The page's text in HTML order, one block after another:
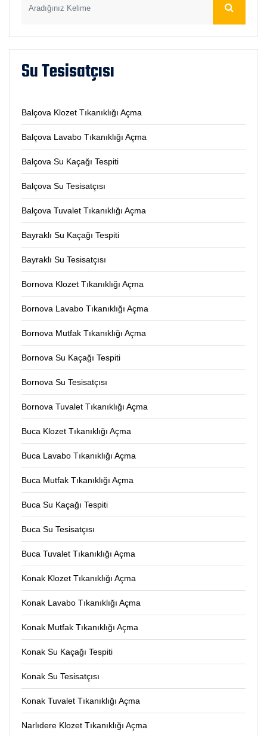
Su Tesisatçısı
Balçova Klozet Tıkanıklığı Açma
Balçova Lavabo Tıkanıklığı Açma
Balçova Su Kaçağı Tespiti
Balçova Su Tesisatçısı
Balçova Tuvalet Tıkanıklığı Açma
Bayraklı Su Kaçağı Tespiti
Bayraklı Su Tesisatçısı
Bornova Klozet Tıkanıklığı Açma
Bornova Lavabo Tıkanıklığı Açma
Bornova Mutfak Tıkanıklığı Açma
Bornova Su Kaçağı Tespiti
Bornova Su Tesisatçısı
Bornova Tuvalet Tıkanıklığı Açma
Buca Klozet Tıkanıklığı Açma
Buca Lavabo Tıkanıklığı Açma
Buca Mutfak Tıkanıklığı Açma
Buca Su Kaçağı Tespiti
Buca Su Tesisatçısı
Buca Tuvalet Tıkanıklığı Açma
Konak Klozet Tıkanıklığı Açma
Konak Lavabo Tıkanıklığı Açma
Konak Mutfak Tıkanıklığı Açma
Konak Su Kaçağı Tespiti
Konak Su Tesisatçısı
Konak Tuvalet Tıkanıklığı Açma
Narlıdere Klozet Tıkanıklığı Açma